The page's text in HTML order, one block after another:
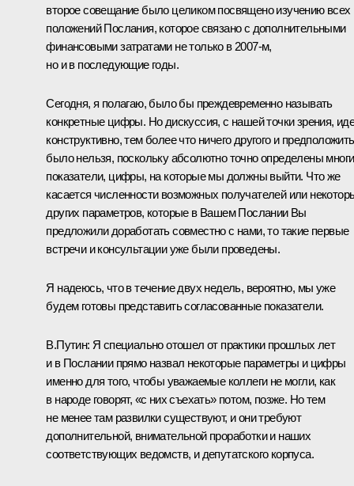
второе совещание было целиком посвящено изучению всех
положений Послания, которое связано с дополнительными
финансовыми затратами не только в 2007-м,
но и в последующие годы.
Сегодня, я полагаю, было бы преждевременно называть
конкретные цифры. Но дискуссия, с нашей точки зрения,
конструктивно, тем более что ничего другого и предположить
было нельзя, поскольку абсолютно точно определены
показатели, цифры, на которые мы должны выйти. Что же
касается численности возможных получателей или
других параметров, которые в Вашем Послании Вы
предложили доработать совместно с нами, то такие первые
встречи и консультации уже были проведены.
Я надеюсь, что в течение двух недель, вероятно, мы уже
будем готовы представить согласованные показатели.
В.Путин: Я специально отошел от практики прошлых лет
и в Послании прямо назвал некоторые параметры и цифры
именно для того, чтобы уважаемые коллеги не могли, как
в народе говорят, «с них съехать» потом, позже. Но тем
не менее там развилки существуют, и они требуют
дополнительной, внимательной проработки и наших
соответствующих ведомств, и депутатского корпуса.